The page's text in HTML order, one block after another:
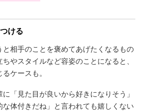
ける
相手のことを褒めてあげたくなるもの
やスタイルなど容姿のことになると、
ケースも。
「見た目が良いから好きになりそう」
な体付きだね」と言われても嬉しくない